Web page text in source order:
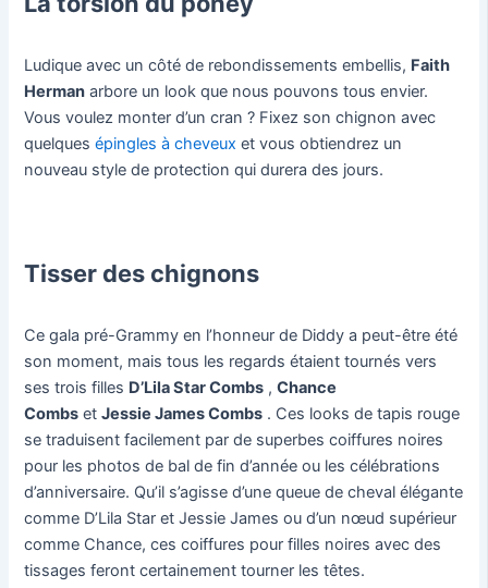
Ludique avec un côté de rebondissements embellis, Faith
Herman arbore un look que nous pouvons tous envier.
Vous voulez monter d’un cran ? Fixez son chignon avec
quelquesépingles à cheveux et vous obtiendrez un
nouveau style de protection qui durera des jours.
Tisser des chignons
Ce gala pré-Grammy en l’honneur de Diddy a peut-être été
son moment, mais tous les regards étaient tournés vers
ses trois filles D’Lila Star Combs ,Chance
Combs etJessie James Combs . Ces looks de tapis rouge
se traduisent facilement par de superbes coiffures noires
pour les photos de bal de fin d’année ou les célébrations
d’anniversaire. Qu’il s’agisse d’une queue de cheval élégante
comme D’Lila Star et Jessie James ou d’un nœud supérieur
comme Chance, ces coiffures pour filles noires avec des
tissages feront certainement tourner les têtes.